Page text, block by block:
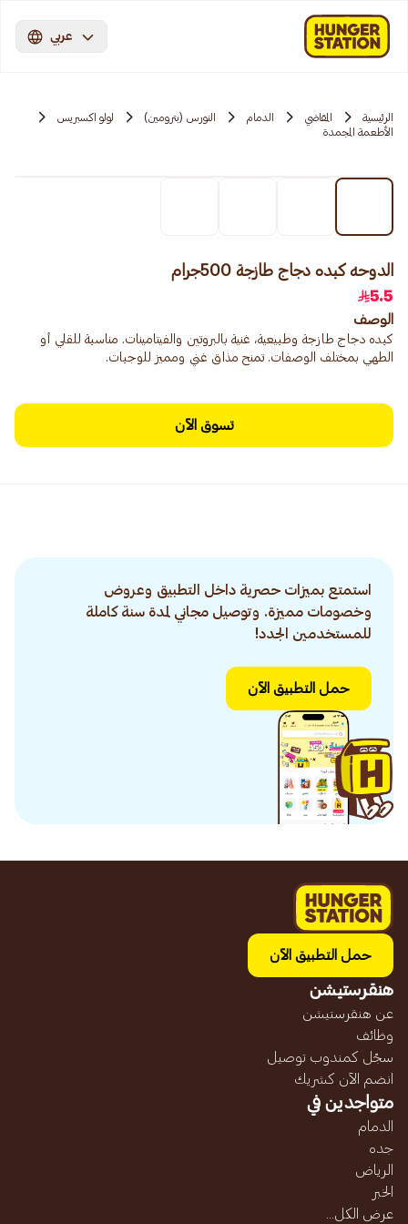
عربي
الرئيسية المقاضي الدمام النورس (بترومين)
لولو اكسبريس
الأطعمة المجمدة
الدوحه كبده دجاج طازجة 500جرام
5.5
الوصف
كبده دجاج طازجة وطبيعية، غنية بالبروتين والفيتامينات. مناسبة للقلي أو
الطهي بمختلف الوصفات. تمنح مذاق غني ومميز للوجبات.
تسوق الآن
استمتع بميزات حصرية داخل التطبيق وعروض
وخصومات مميزة. وتوصيل مجاني لمدة سنة كاملة
للمستخدمين الجدد!
حمل التطبيق الآن
حمل التطبيق الآن
هنقرستيشن
عن هنقرستيشن
وظائف
سجّل كمندوب توصيل
انضم الآن كشريك
متواجدين في
الدمام
جده
الرياض
الخبر
عرض الكل...